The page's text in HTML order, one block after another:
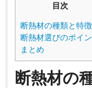
目次
断熱材の種類と特徴
断熱材選びのポイン
まとめ
断熱材の